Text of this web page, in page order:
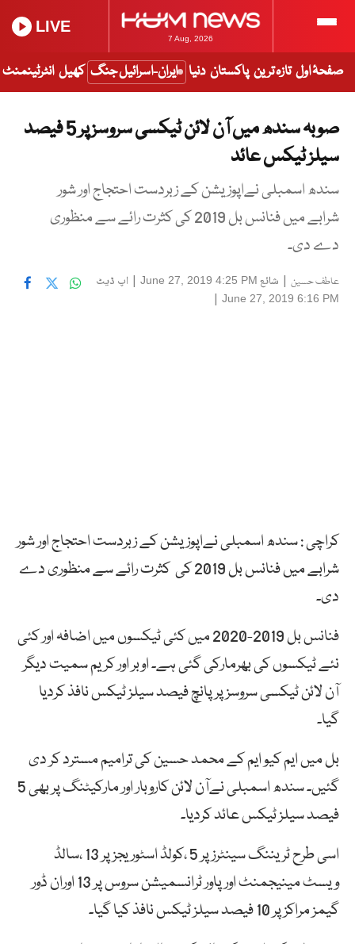
7 Aug, 2026
LIVE
صفحۂ اول تازہ ترین پاکستان دنیا ایران-اسرائیل جنگ کھیل انٹرٹینمنٹ
صوبہ سندھ میں آن لائن ٹیکسی سروسز پر 5 فیصد
سیلز ٹیکس عائد
سندھ اسمبلی نےاپوزیشن کے زبردست احتجاج اور شور
شرابے میں فنانس بل 2019 کی کثرت رائے سے منظوری
دے دی۔
عاطف حسین | شائع June 27, 2019 4:25 PM
| اپ ڈیٹ
June 27, 2019 6:16 PM
|
کراچی : سندھ اسمبلی نےاپوزیشن کے زبردست احتجاج اور شور
شرابے میں فنانس بل 2019 کی کثرت رائے سے منظوری دے
دی۔
فنانس بل 2019-2020 میں کئی ٹیکسوں میں اضافہ اور کئی
نئے ٹیکسوں کی بھرمارکی گئی ہے۔ اوبر اور کریم سمیت دیگر
آن لائن ٹیکسی سروسز پر پانچ فیصد سیلز ٹیکس نافذ کردیا
گیا۔
بل میں ایم کیو ایم کے محمد حسین کی ترامیم مسترد کر دی
گئیں۔ سندھ اسمبلی نےآن لائن کاروبار اور مارکیٹنگ پر بھی 5
فیصد سیلز ٹیکس عائد کردیا۔
اسی طرح ٹریننگ سینٹرز پر 5 ،کولڈ اسٹوریجز پر 13 ،سالڈ
ویسٹ مینیجمنٹ اور پاور ٹرانسمیشن سروس پر 13 اوران ڈور
گیمز مراکز پر 10 فیصد سیلز ٹیکس نافذ کیا گیا۔